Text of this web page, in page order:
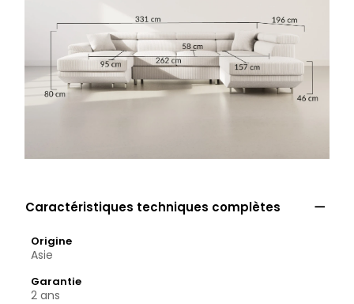
Caractéristiques techniques complètes 
Origine
Asie
Garantie
2 ans